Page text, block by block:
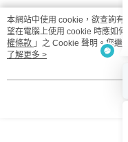
熱門標籤
本網站中使用 cookie，欲查詢有
望在電腦上使用 cookie 時應如
權條款 」之 Cookie 聲明。您繼
用條款之 Cookie 聲明使用 cookie
了解更多 >